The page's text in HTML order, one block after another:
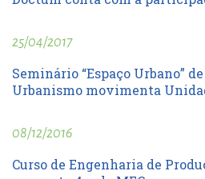
25/04/2017
Seminário “Espaço Urbano”
Urbanismo movimenta
08/12/2016
Curso de Engenharia de